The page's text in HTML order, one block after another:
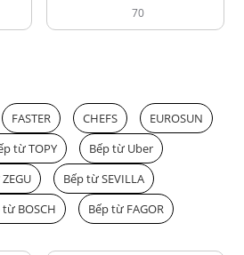
70
FASTER CHEFS
EUROSUN
từ TOPY
Bếp từ Uber
Bếp từ SEVILLA
từ BOSCH Bếp từ FAGOR